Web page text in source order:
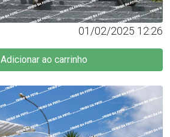
01/02/2025 12:26
Adicionar ao carrinho